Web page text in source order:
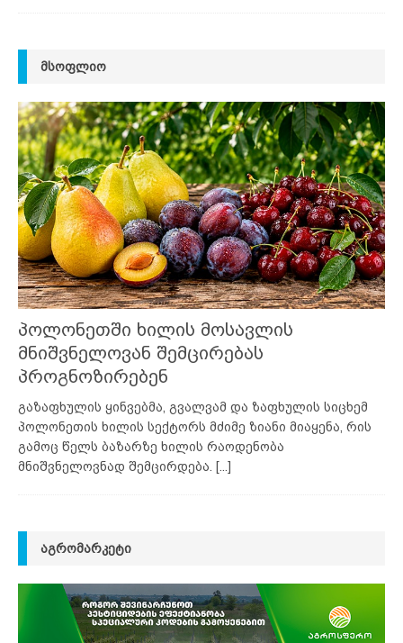
ᲛᲡᲝᲤᲚᲘᲝ
პოლონეთში ხილის მოსავლის
მნიშვნელოვან შემცირებას
პროგნოზირებენ
გაზაფხულის ყინვებმა, გვალვამ და ზაფხულის სიცხემ
პოლონეთის ხილის სექტორს მძიმე ზიანი მიაყენა, რის
გამოც წელს ბაზარზე ხილის რაოდენობა
მნიშვნელოვნად შემცირდება.
[...]
ᲐᲒᲠᲝᲛᲐᲠᲙᲔᲢᲘ